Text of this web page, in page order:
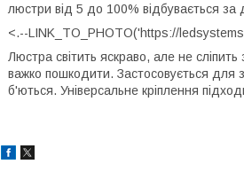
люстри від 5 до 100% відбувається
<.--LINK_TO_PHOTO('https://
Люстра світить яскраво, але не
важко пошкодити. Застосовується для
б'ються. Універсальне кріплення